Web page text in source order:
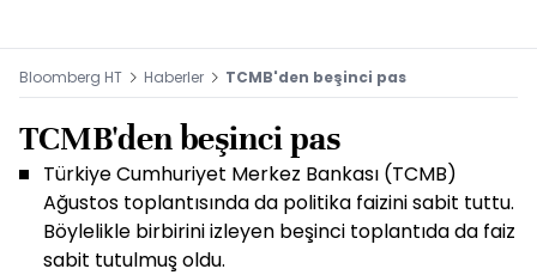
Bloomberg HT Haberler TCMB'den beşinci pas
TCMB'den beşinci pas
Türkiye Cumhuriyet Merkez Bankası (TCMB)
Ağustos toplantısında da politika faizini sabit tuttu.
Böylelikle birbirini izleyen beşinci toplantıda da faiz
sabit tutulmuş oldu.